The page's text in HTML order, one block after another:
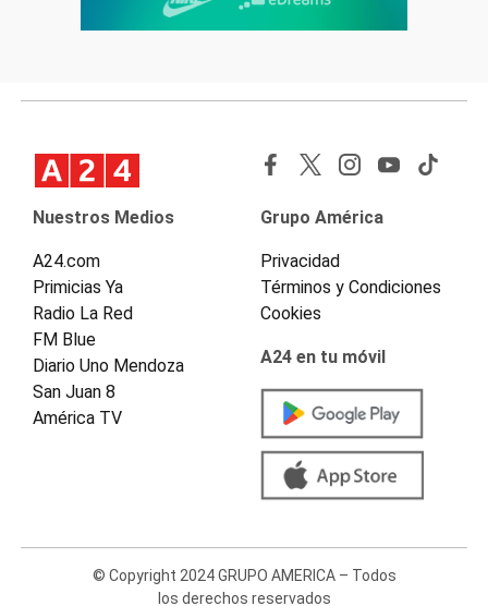
Nuestros Medios
A24.com
Primicias Ya
Radio La Red
FM Blue
Diario Uno Mendoza
San Juan 8
América TV
Grupo América
Privacidad
Términos y Condiciones
Cookies
A24 en tu móvil
© Copyright 2024 GRUPO AMERICA – Todos
los derechos reservados